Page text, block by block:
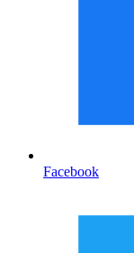
Facebook